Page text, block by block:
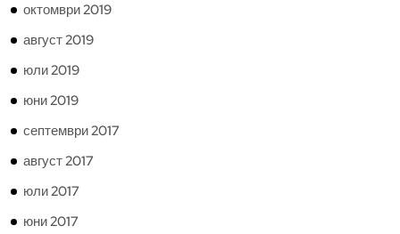
октомври 2019
август 2019
юли 2019
юни 2019
септември 2017
август 2017
юли 2017
юни 2017